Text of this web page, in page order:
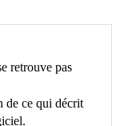
retrouve pas
ce qui décrit